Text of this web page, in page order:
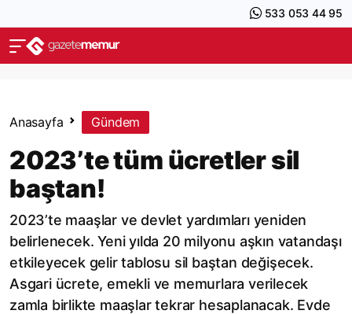
533 053 44 95
Anasayfa Gündem
2023’te tüm ücretler sil
baştan!
2023’te maaşlar ve devlet yardımları yeniden
belirlenecek. Yeni yılda 20 milyonu aşkın vatandaşı
etkileyecek gelir tablosu sil baştan değişecek.
Asgari ücrete, emekli ve memurlara verilecek
zamla birlikte maaşlar tekrar hesaplanacak. Evde